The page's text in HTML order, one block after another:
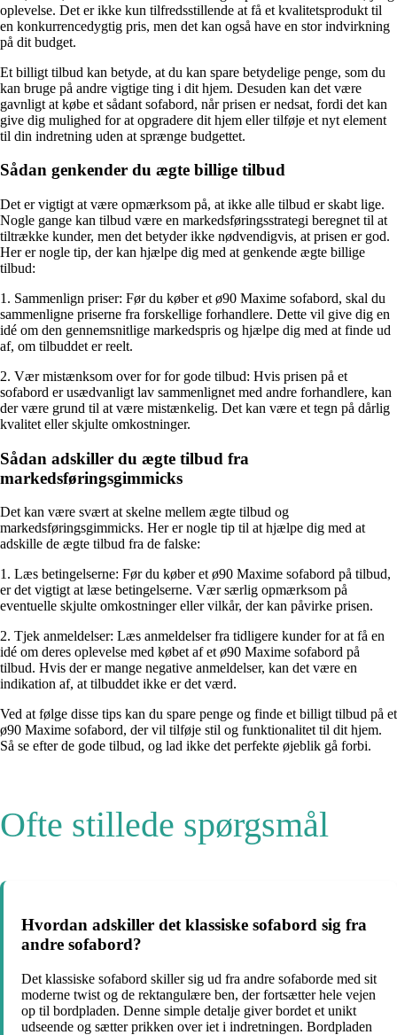
oplevelse. Det er ikke kun tilfredsstillende at få et kvalitetsprodukt til
en konkurrencedygtig pris, men det kan også have en stor indvirkning
på dit budget.
Et billigt tilbud kan betyde, at du kan spare betydelige penge, som du
kan bruge på andre vigtige ting i dit hjem. Desuden kan det være
gavnligt at købe et sådant sofabord, når prisen er nedsat, fordi det kan
give dig mulighed for at opgradere dit hjem eller tilføje et nyt element
til din indretning uden at sprænge budgettet.
Sådan genkender du ægte billige tilbud
Det er vigtigt at være opmærksom på, at ikke alle tilbud er skabt lige.
Nogle gange kan tilbud være en markedsføringsstrategi beregnet til at
tiltrække kunder, men det betyder ikke nødvendigvis, at prisen er god.
Her er nogle tip, der kan hjælpe dig med at genkende ægte billige
tilbud:
1. Sammenlign priser: Før du køber et ø90 Maxime sofabord, skal du
sammenligne priserne fra forskellige forhandlere. Dette vil give dig en
idé om den gennemsnitlige markedspris og hjælpe dig med at finde ud
af, om tilbuddet er reelt.
2. Vær mistænksom over for for gode tilbud: Hvis prisen på et
sofabord er usædvanligt lav sammenlignet med andre forhandlere, kan
der være grund til at være mistænkelig. Det kan være et tegn på dårlig
kvalitet eller skjulte omkostninger.
Sådan adskiller du ægte tilbud fra
markedsføringsgimmicks
Det kan være svært at skelne mellem ægte tilbud og
markedsføringsgimmicks. Her er nogle tip til at hjælpe dig med at
adskille de ægte tilbud fra de falske:
1. Læs betingelserne: Før du køber et ø90 Maxime sofabord på tilbud,
er det vigtigt at læse betingelserne. Vær særlig opmærksom på
eventuelle skjulte omkostninger eller vilkår, der kan påvirke prisen.
2. Tjek anmeldelser: Læs anmeldelser fra tidligere kunder for at få en
idé om deres oplevelse med købet af et ø90 Maxime sofabord på
tilbud. Hvis der er mange negative anmeldelser, kan det være en
indikation af, at tilbuddet ikke er det værd.
Ved at følge disse tips kan du spare penge og finde et billigt tilbud på et
ø90 Maxime sofabord, der vil tilføje stil og funktionalitet til dit hjem.
Så se efter de gode tilbud, og lad ikke det perfekte øjeblik gå forbi.
Ofte stillede spørgsmål
Hvordan adskiller det klassiske sofabord sig fra
andre sofabord?
Det klassiske sofabord skiller sig ud fra andre sofaborde med sit
moderne twist og de rektangulære ben, der fortsætter hele vejen
op til bordpladen. Denne simple detalje giver bordet et unikt
udseende og sætter prikken over iet i indretningen. Bordpladen